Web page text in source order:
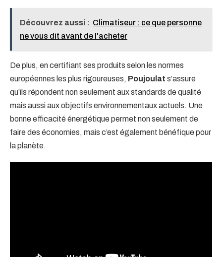
Découvrez aussi : Climatiseur : ce que personne
ne vous dit avant de l'acheter
De plus, en certifiant ses produits selon les normes
européennes les plus rigoureuses, Poujoulat s’assure
qu’ils répondent non seulement aux standards de qualité
mais aussi aux objectifs environnementaux actuels. Une
bonne efficacité énergétique permet non seulement de
faire des économies, mais c’est également bénéfique pour
la planète.